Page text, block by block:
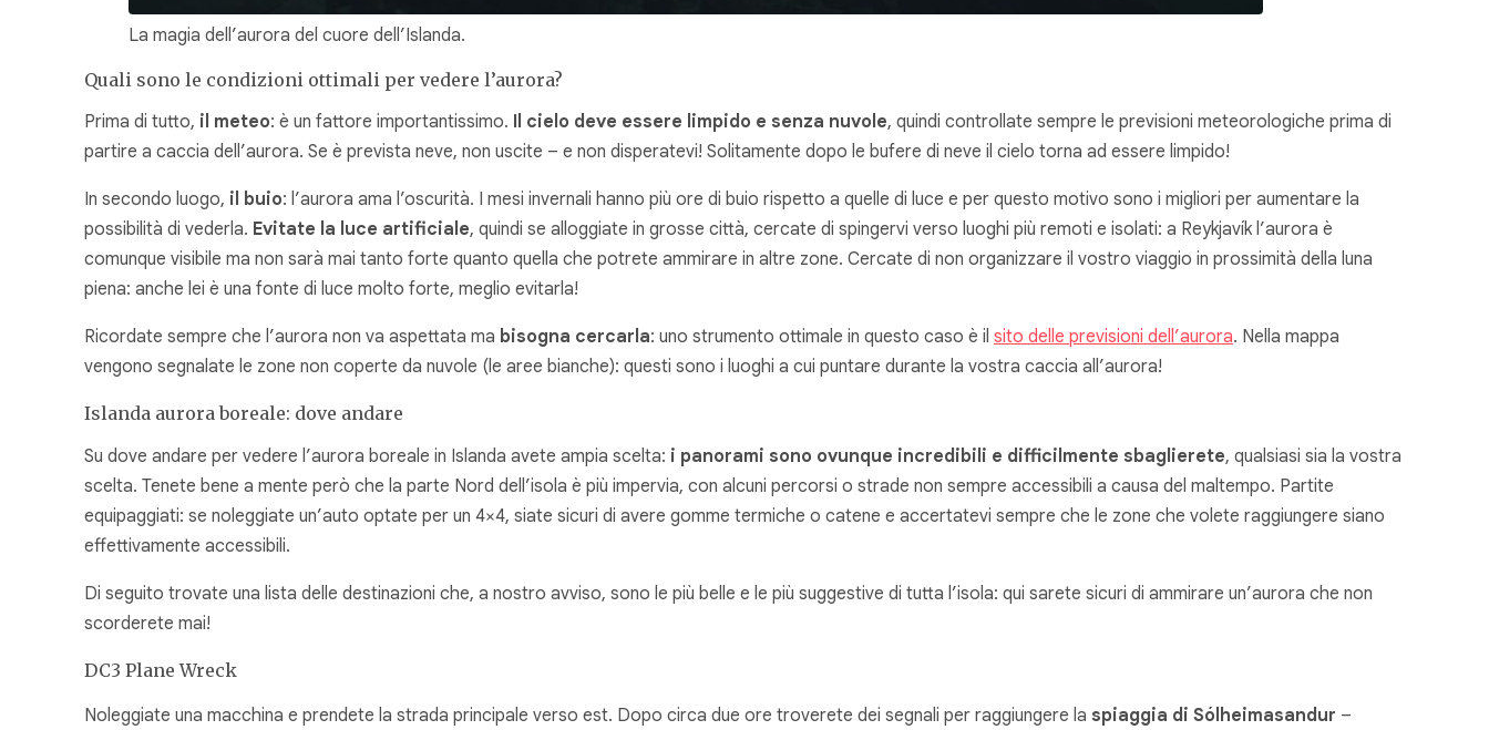
La magia dell’aurora del cuore dell’Islanda.
Quali sono le condizioni ottimali per vedere l’aurora?
Prima di tutto, il meteo: è un fattore importantissimo. Il cielo deve essere limpido e senza nuvole, quindi controllate sempre le previsioni meteorologiche prima di
partire a caccia dell’aurora. Se è prevista neve, non uscite – e non disperatevi! Solitamente dopo le bufere di neve il cielo torna ad essere limpido!
In secondo luogo, il buio: l’aurora ama l’oscurità. I mesi invernali hanno più ore di buio rispetto a quelle di luce e per questo motivo sono i migliori per aumentare la
possibilità di vederla. Evitate la luce artificiale, quindi se alloggiate in grosse città, cercate di spingervi verso luoghi più remoti e isolati: a Reykjavík l’aurora è
comunque visibile ma non sarà mai tanto forte quanto quella che potrete ammirare in altre zone. Cercate di non organizzare il vostro viaggio in prossimità della luna
piena: anche lei è una fonte di luce molto forte, meglio evitarla!
Ricordate sempre che l’aurora non va aspettata ma bisogna cercarla: uno strumento ottimale in questo caso è il sito delle previsioni dell’aurora. Nella mappa
vengono segnalate le zone non coperte da nuvole (le aree bianche): questi sono i luoghi a cui puntare durante la vostra caccia all’aurora!
Islanda aurora boreale: dove andare
Su dove andare per vedere l’aurora boreale in Islanda avete ampia scelta: i panorami sono ovunque incredibili e difficilmente sbaglierete, qualsiasi sia la vostra
scelta. Tenete bene a mente però che la parte Nord dell’isola è più impervia, con alcuni percorsi o strade non sempre accessibili a causa del maltempo. Partite
equipaggiati: se noleggiate un’auto optate per un 4×4, siate sicuri di avere gomme termiche o catene e accertatevi sempre che le zone che volete raggiungere siano
effettivamente accessibili.
Di seguito trovate una lista delle destinazioni che, a nostro avviso, sono le più belle e le più suggestive di tutta l’isola: qui sarete sicuri di ammirare un’aurora che non
scorderete mai!
DC3 Plane Wreck
Noleggiate una macchina e prendete la strada principale verso est. Dopo circa due ore troverete dei segnali per raggiungere la spiaggia di Sólheimasandur –